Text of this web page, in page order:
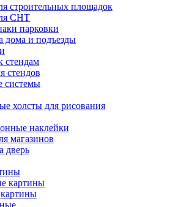
строительных площадок
СНТ
парковки
дома и подъезды
стендам
стендов
системы
холсты для рисования
наклейки
магазинов
дверь
картины